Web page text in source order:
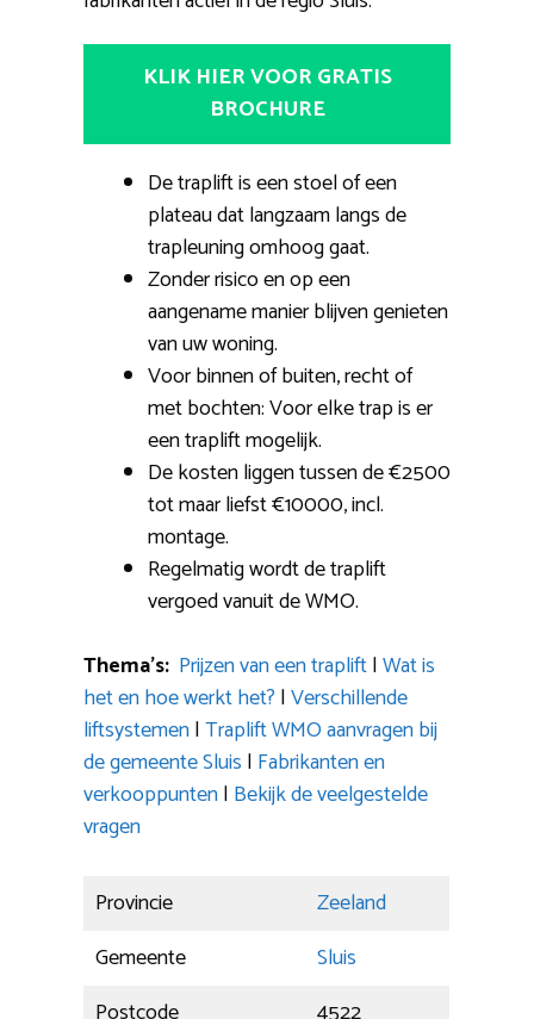
KLIK HIER VOOR GRATIS
BROCHURE
De traplift is een stoel of een
plateau dat langzaam langs de
trapleuning omhoog gaat.
Zonder risico en op een
aangename manier blijven genieten
van uw woning.
Voor binnen of buiten, recht of
met bochten: Voor elke trap is er
een traplift mogelijk.
De kosten liggen tussen de €2500
tot maar liefst €10000, incl.
montage.
Regelmatig wordt de traplift
vergoed vanuit de WMO.
Thema’s: Prijzen van een traplift|Wat is
het en hoe werkt het? |Verschillende
liftsystemen|Traplift WMO aanvragen bij
de gemeente Sluis | Fabrikanten en
verkooppunten| Bekijk de veelgestelde
vragen
Provincie
Zeeland
Gemeente
Sluis